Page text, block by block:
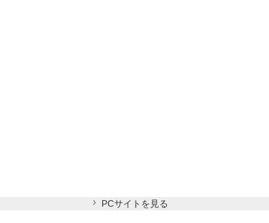
PCサイトを見る